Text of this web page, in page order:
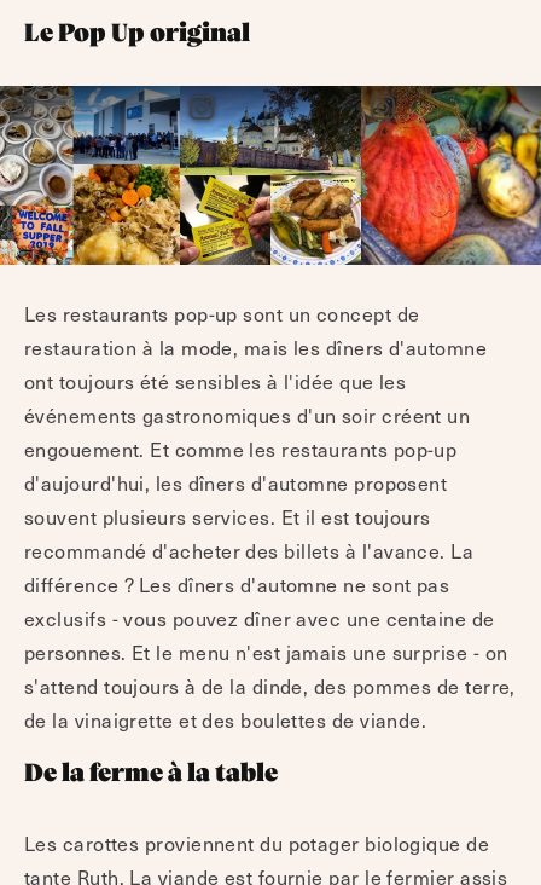
Le Pop Up original
Les restaurants pop-up sont un concept de
restauration à la mode, mais les dîners d'automne
ont toujours été sensibles à l'idée que les
événements gastronomiques d'un soir créent un
engouement. Et comme les restaurants pop-up
d'aujourd'hui, les dîners d'automne proposent
souvent plusieurs services. Et il est toujours
recommandé d'acheter des billets à l'avance. La
différence ? Les dîners d'automne ne sont pas
exclusifs - vous pouvez dîner avec une centaine de
personnes. Et le menu n'est jamais une surprise - on
s'attend toujours à de la dinde, des pommes de terre,
de la vinaigrette et des boulettes de viande.
De la ferme à la table
Les carottes proviennent du potager biologique de
tante Ruth. La viande est fournie par le fermier assis